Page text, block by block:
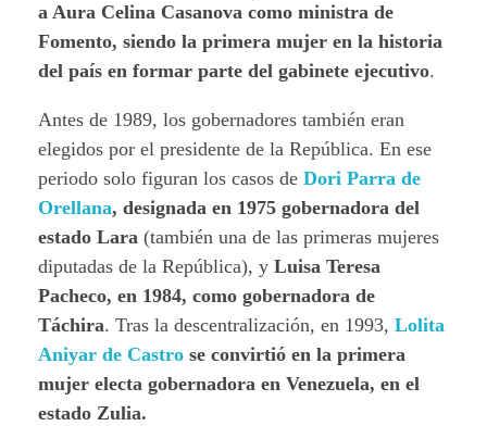
a Aura Celina Casanova como ministra de
Fomento, siendo la primera mujer en la historia
del país en formar parte del gabinete ejecutivo.
Antes de 1989, los gobernadores también eran
elegidos por el presidente de la República. En ese
periodo solo figuran los casos de Dori Parra de
Orellana, designada en 1975 gobernadora del
estado Lara (también una de las primeras mujeres
diputadas de la República), y Luisa Teresa
Pacheco, en 1984, como gobernadora de
Táchira. Tras la descentralización, en 1993, Lolita
Aniyar de Castro se convirtió en la primera
mujer electa gobernadora en Venezuela, en el
estado Zulia.